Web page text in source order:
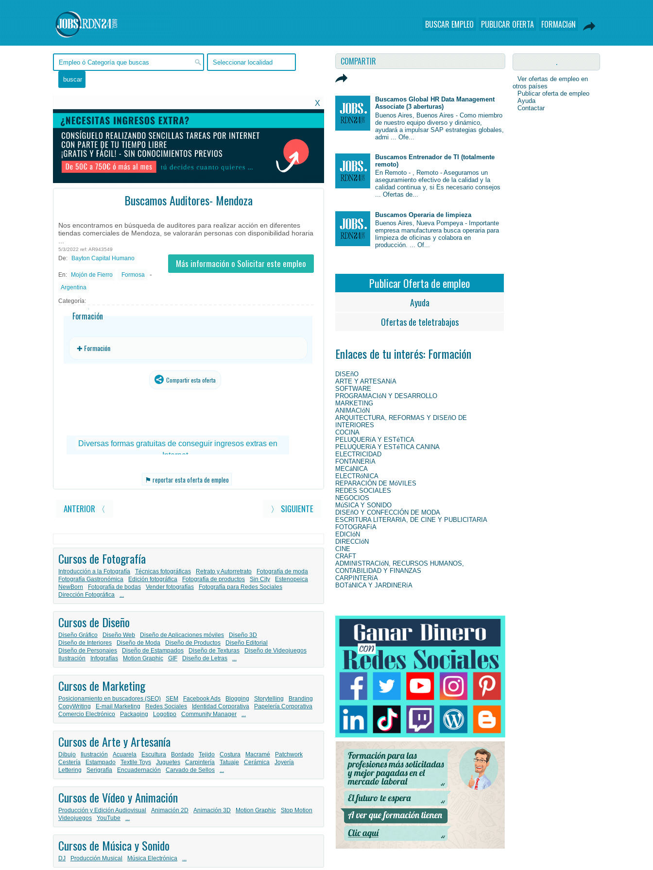
BUSCAR EMPLEO PUBLICAR OFERTA FORMACIóN
X
Buscamos Auditores- Mendoza
Nos encontramos en búsqueda de auditores para realizar acción en diferentes
tiendas comerciales de Mendoza, se valorarán personas con disponibilidad horaria
5/3/2022 ref: AR943549
Más información o Solicitar este empleo
De: Bayton Capital Humano
En: Mojón de Fierro Formosa -
Argentina
Categoría:
Formación
✚ Formación
Compartir esta oferta
⚑ reportar esta oferta de empleo
ANTERIOR 〈 〉 SIGUIENTE
Cursos de Fotografía
Introducción a la Fotografía Técnicas fotográficas Retrato y Autorretrato
Fotografía de moda
Fotografía Gastronómica
Edición fotográfica Fotografía de productos Sin City
Estenopeica
NewBorn
Fotografía de bodas Vender fotografías
Fotografía para Redes Sociales
Dirección Fotográfica
...
Cursos de Diseño
Diseño Gráfico Diseño Web Diseño de Aplicaciones móviles
Diseño 3D
Diseño de Interiores
Diseño de Moda Diseño de Productos
Diseño Editorial
Diseño de Personajes
Diseño de Estampados Diseño de Texturas
Diseño de Videojuegos
Ilustración
Infografías Motion Graphic GIF Diseño de Letras ...
Cursos de Marketing
Posicionamiento en buscadores (SEO) SEM Facebook Ads Blogging Storytelling
Branding
CopyWriting
E-mail Marketing Redes Sociales Identidad Corporativa
Papelería Corporativa
Comercio Electrónico
Packaging Logotipo Community Manager ...
Cursos de Arte y Artesanía
Dibujo Ilustración Acuarela Escultura Bordado Tejido Costura Macramé
Patchwork
Cestería
Estampado Textile Toys Juguetes Carpintería Tatuaje Cerámica
Joyería
Lettering
Serigrafía Encuadernación Carvado de Sellos ...
Cursos de Vídeo y Animación
Producción y Edición Audiovisual Animación 2D Animación 3D Motion Graphic
Stop Motion
Videojuegos
YouTube ...
Cursos de Música y Sonido
DJ Producción Musical Música Electrónica ...
COMPARTIR
Buscamos Global HR Data Management
Associate (3 aberturas)
Buenos Aires, Buenos Aires - Como miembro
de nuestro equipo diverso y dinámico,
ayudará a impulsar SAP estrategias globales,
admi ... Ofe...
Buscamos Entrenador de TI (totalmente
remoto)
En Remoto - , Remoto - Aseguramos un
aseguramiento efectivo de la calidad y la
calidad continua y, si Es necesario consejos
... Ofertas de...
Buscamos Operaria de limpieza
Buenos Aires, Nueva Pompeya - Importante
empresa manufacturera busca operaria para
limpieza de oficinas y colabora en
producción. ... Of...
Publicar Oferta de empleo
Ayuda
Ofertas de teletrabajos
Enlaces de tu interés: Formación
DISEñO
ARTE Y ARTESANíA
SOFTWARE
PROGRAMACIóN Y DESARROLLO
MARKETING
ANIMACIóN
ARQUITECTURA, REFORMAS Y DISEñO DE
INTERIORES
COCINA
PELUQUERíA Y ESTéTICA
PELUQUERíA Y ESTéTICA CANINA
ELECTRICIDAD
FONTANERíA
MECáNICA
ELECTRóNICA
REPARACIÓN DE MóVILES
REDES SOCIALES
NEGOCIOS
MúSICA Y SONIDO
DISEñO Y CONFECCIÓN DE MODA
ESCRITURA LITERARIA, DE CINE Y PUBLICITARIA
FOTOGRAFíA
EDICIóN
DIRECCIóN
CINE
CRAFT
ADMINISTRACIóN, RECURSOS HUMANOS,
CONTABILIDAD Y FINANZAS
CARPINTERíA
BOTáNICA Y JARDINERíA
.
Ver ofertas de empleo en
otros países
Publicar oferta de empleo
Ayuda
Contactar